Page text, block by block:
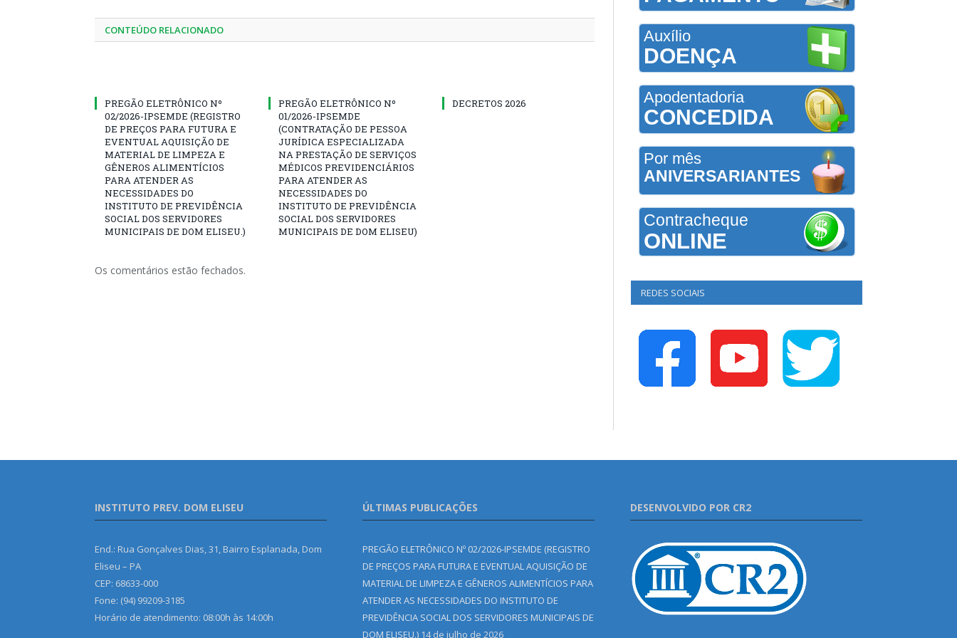
CONTEÚDO RELACIONADO
PREGÃO ELETRÔNICO Nº
02/2026-IPSEMDE (REGISTRO
DE PREÇOS PARA FUTURA E
EVENTUAL AQUISIÇÃO DE
MATERIAL DE LIMPEZA E
GÊNEROS ALIMENTÍCIOS
PARA ATENDER AS
NECESSIDADES DO
INSTITUTO DE PREVIDÊNCIA
SOCIAL DOS SERVIDORES
MUNICIPAIS DE DOM ELISEU.)
PREGÃO ELETRÔNICO Nº
01/2026-IPSEMDE
(CONTRATAÇÃO DE PESSOA
JURÍDICA ESPECIALIZADA
NA PRESTAÇÃO DE SERVIÇOS
MÉDICOS PREVIDENCIÁRIOS
PARA ATENDER AS
NECESSIDADES DO
INSTITUTO DE PREVIDÊNCIA
SOCIAL DOS SERVIDORES
MUNICIPAIS DE DOM ELISEU)
DECRETOS 2026
Os comentários estão fechados.
Auxílio
DOENÇA
Apodentadoria
CONCEDIDA
Por mês
ANIVERSARIANTES
Contracheque
ONLINE
REDES SOCIAIS
INSTITUTO PREV. DOM ELISEU
End.: Rua Gonçalves Dias, 31, Bairro Esplanada, Dom
Eliseu – PA
CEP: 68633-000
Fone: (94) 99209-3185
Horário de atendimento: 08:00h às 14:00h
ÚLTIMAS PUBLICAÇÕES
PREGÃO ELETRÔNICO Nº 02/2026-IPSEMDE (REGISTRO
DE PREÇOS PARA FUTURA E EVENTUAL AQUISIÇÃO DE
MATERIAL DE LIMPEZA E GÊNEROS ALIMENTÍCIOS PARA
ATENDER AS NECESSIDADES DO INSTITUTO DE
PREVIDÊNCIA SOCIAL DOS SERVIDORES MUNICIPAIS DE
DOM ELISEU.) 14 de julho de 2026
DESENVOLVIDO POR CR2